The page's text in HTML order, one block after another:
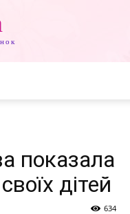
показала
дітей
634